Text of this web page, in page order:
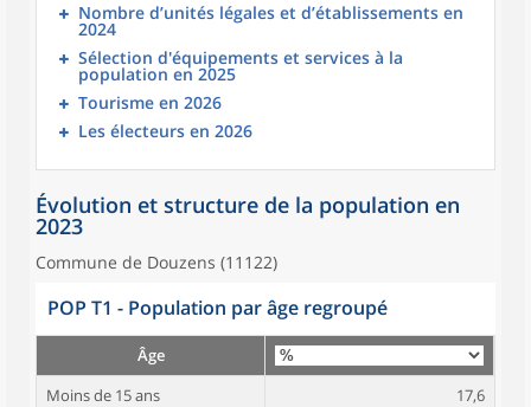
Nombre d’unités légales et d’établissements en
2024
Sélection d'équipements et services à la
population en 2025
Tourisme en 2026
Les électeurs en 2026
Évolution et structure de la population en
2023
Commune de Douzens (11122)
POP T1 - Population par âge regroupé
Âge
Moins de 15 ans
17,6